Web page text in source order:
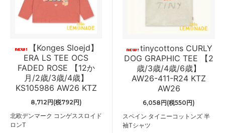
【Konges Sloejd】
ERA LS TEE OCS
FADED ROSE 【12か
月/2歳/3歳/4歳】
KS105986 AW26 KTZ
8,712円(税792円)
北欧デンマーク コンゲススロイド
ロンT
tinycottons CURLY
DOG GRAPHIC TEE 【2
歳/3歳/4歳/6歳】
AW26-411-R24 KTZ
AW26
6,058円(税550円)
スペイン タイニーコットンズ 半
袖Tシャツ